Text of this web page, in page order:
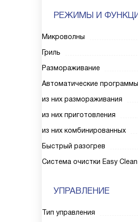
РЕЖИМЫ И
Микроволны
Гриль
Размораживание
Автоматические
из них размораживания
из них приготовления
из них комбинированных
Быстрый разогрев
Система очистки Easy Clean
УПРАВЛЕНИЕ
Тип управления